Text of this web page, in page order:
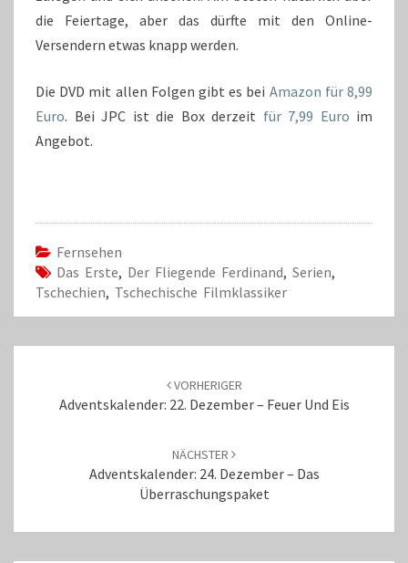
die Feiertage, aber das dürfte mit den Online-
Versendern etwas knapp werden.
Die DVD mit allen Folgen gibt es bei Amazon für 8,99
Euro. Bei JPC ist die Box derzeit für 7,99 Euro im
Angebot.
Fernsehen
Das Erste, Der Fliegende Ferdinand, Serien,
Tschechien, Tschechische Filmklassiker
VORHERIGER
Adventskalender: 22. Dezember – Feuer Und Eis
NÄCHSTER
Adventskalender: 24. Dezember – Das
Überraschungspaket